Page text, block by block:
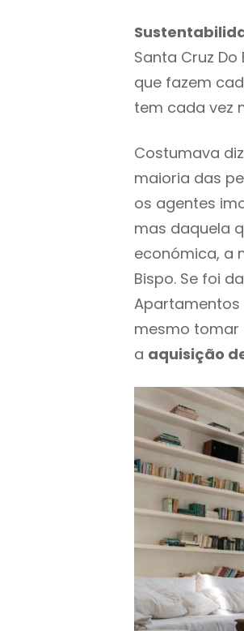
Santa Cruz
que fazem
tem cada vez
Costumava
maioria das
os agentes
mas daquela
económica, a
Bispo. Se foi
Apartamentos
mesmo tomar
a aquisição